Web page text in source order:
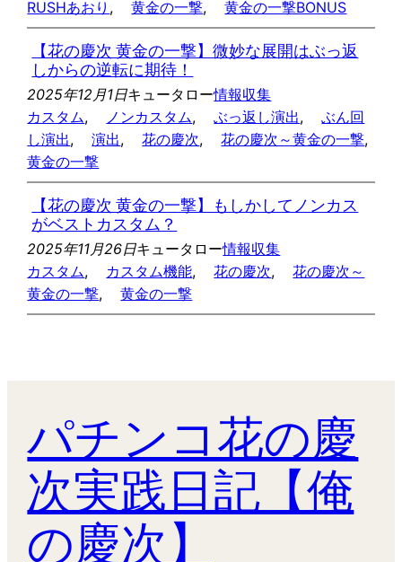
RUSHあおり , 黄金の一撃, 黄金の一撃BONUS
【花の慶次 黄金の一撃】微妙な展開はぶっ返
しからの逆転に期待！
2025年12月1日キュータロー情報収集
カスタム, ノンカスタム, ぶっ返し演出,
ぶん回
し演出, 演出, 花の慶次, 花の慶次～黄金の一撃
黄金の一撃
【花の慶次 黄金の一撃】もしかしてノンカス
がベストカスタム？
2025年11月26日キュータロー情報収集
カスタム, カスタム機能, 花の慶次,
花の慶次～
黄金の一撃, 黄金の一撃
パチンコ花の慶
次実践日記【俺
の慶次】